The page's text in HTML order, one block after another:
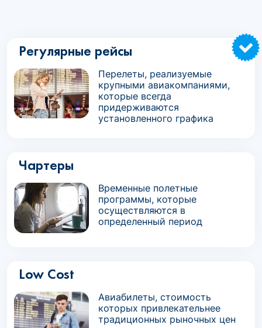
Регулярные рейсы
Перелеты, реализуемые
крупными авиакомпаниями,
которые всегда
придерживаются
установленного графика
Чартеры
Временные полетные
программы, которые
осуществляются в
определенный период
Low Cost
Авиабилеты, стоимость
которых привлекательнее
традиционных рыночных цен